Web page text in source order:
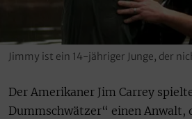
Jimmy ist ein 14-jähriger Junge, der
Der Amerikaner Jim Carrey
Dummschwätzer“ einen Anwalt,